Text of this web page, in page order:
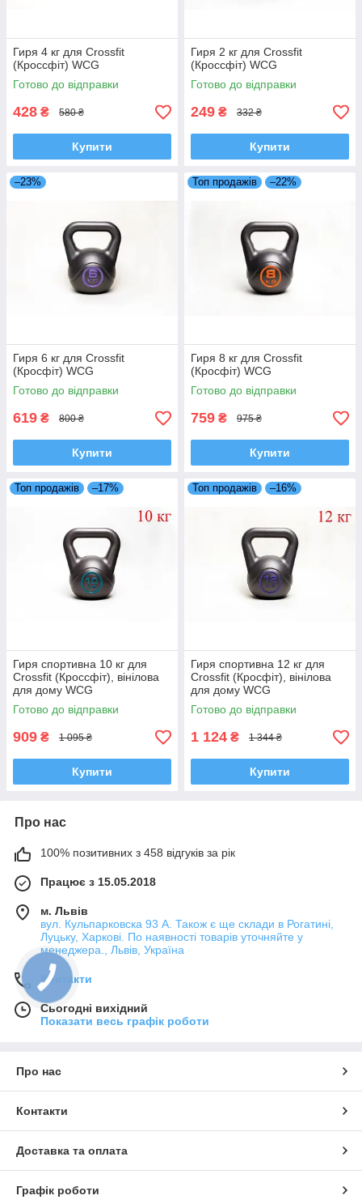
Гиря 4 кг для Crossfit
(Кроссфіт) WCG
Готово до відправки
428 ₴ 580 ₴
Купити
Гиря 2 кг для Crossfit
(Кроссфіт) WCG
Готово до відправки
249 ₴ 332 ₴
Купити
–23%
Гиря 6 кг для Crossfit
(Кросфіт) WCG
Готово до відправки
619 ₴ 800 ₴
Купити
Топ продажів –22%
Гиря 8 кг для Crossfit
(Кросфіт) WCG
Готово до відправки
759 ₴ 975 ₴
Купити
Топ продажів –17%
Гиря спортивна 10 кг для
Crossfit (Кроссфіт), вінілова
для дому WCG
Готово до відправки
909 ₴ 1 095 ₴
Купити
Топ продажів –16%
Гиря спортивна 12 кг для
Crossfit (Кросфіт), вінілова
для дому WCG
Готово до відправки
1 124 ₴ 1 344 ₴
Купити
Про нас
100% позитивних з 458 відгуків за рік
Працює з 15.05.2018
м. Львів
вул. Кульпарковска 93 А. Також є ще склади в Рогатині,
Луцьку, Харкові. По наявності товарів уточняйте у
менеджера., Львів, Україна
Контакти
Сьогодні вихідний
Показати весь графік роботи
Про нас
Контакти
Доставка та оплата
Графік роботи